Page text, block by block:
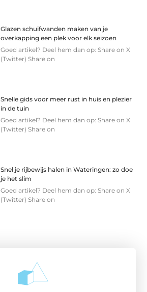
Glazen schuifwanden maken van je
overkapping een plek voor elk seizoen
Goed artikel? Deel hem dan op: Share on X
(Twitter) Share on
Snelle gids voor meer rust in huis en plezier
in de tuin
Goed artikel? Deel hem dan op: Share on X
(Twitter) Share on
Snel je rijbewijs halen in Wateringen: zo doe
je het slim
Goed artikel? Deel hem dan op: Share on X
(Twitter) Share on